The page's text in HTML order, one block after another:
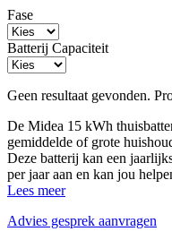
Fase
Batterij Capaciteit
Geen resultaat gevonden.
De Midea 15 kWh
gemiddelde of grote
Deze batterij kan een
per jaar aan en kan jou
Lees meer
Advies gesprek aanvragen